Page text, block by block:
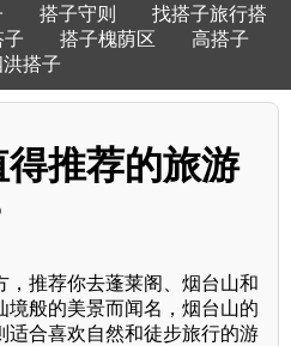
搭子守则
找搭子旅行搭
子 搭子槐荫区
高搭子
搭子
推荐的旅游
，推荐你去蓬莱阁、烟台山和
境般的美景而闻名，烟台山的
适合喜欢自然和徒步旅行的游